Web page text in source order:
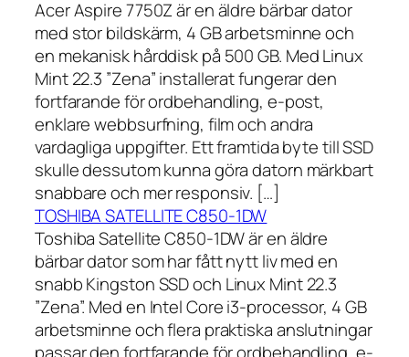
Acer Aspire 7750Z är en äldre bärbar dator
med stor bildskärm, 4 GB arbetsminne och
en mekanisk hårddisk på 500 GB. Med Linux
Mint 22.3 ”Zena” installerat fungerar den
fortfarande för ordbehandling, e-post,
enklare webbsurfning, film och andra
vardagliga uppgifter. Ett framtida byte till SSD
skulle dessutom kunna göra datorn märkbart
snabbare och mer responsiv. […]
TOSHIBA SATELLITE C850-1DW
Toshiba Satellite C850-1DW är en äldre
bärbar dator som har fått nytt liv med en
snabb Kingston SSD och Linux Mint 22.3
”Zena”. Med en Intel Core i3-processor, 4 GB
arbetsminne och flera praktiska anslutningar